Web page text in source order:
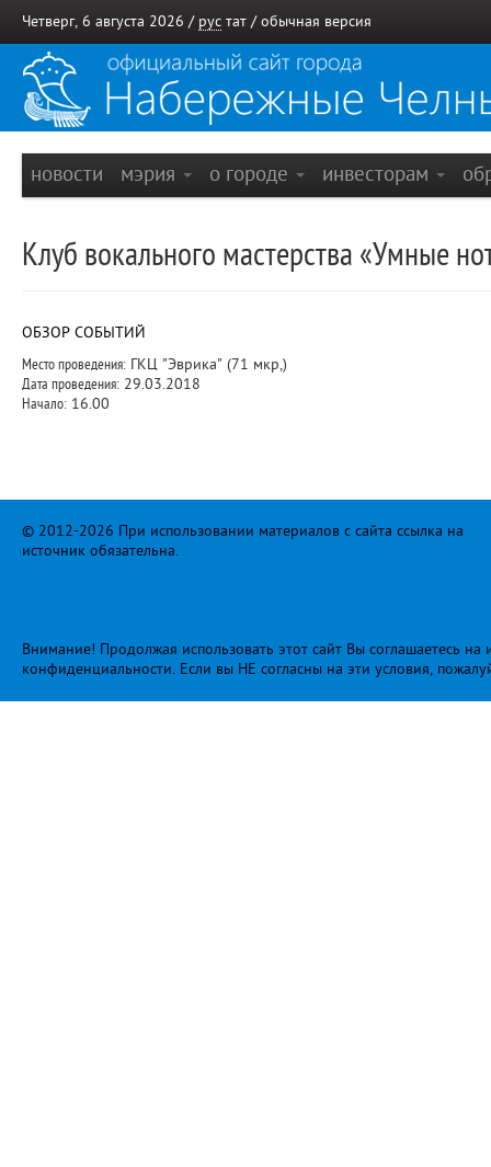
Четверг, 6 августа 2026 / рус тат / обычная версия
новости мэрия о городе инвесторам
Клуб вокального мастерства «Умные
ОБЗОР СОБЫТИЙ
Место проведения: ГКЦ "Эврика" (71 мкр,)
Дата проведения: 29.03.2018
Начало: 16.00
© 2012-2026 При использовании материалов с сайта ссылка на
источник обязательна.
Внимание! Продолжая использовать этот сайт Вы соглашаетесь
конфиденциальности. Если вы НЕ согласны на эти условия,